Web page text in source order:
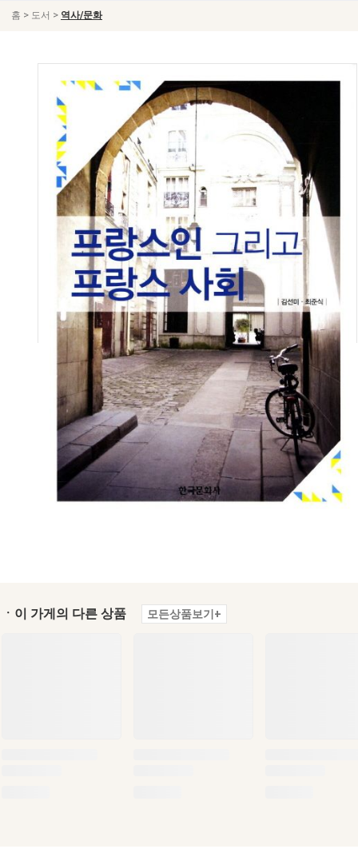
홈 > 도서 > 역사/문화
ㆍ이 가게의 다른 상품 모든상품보기+